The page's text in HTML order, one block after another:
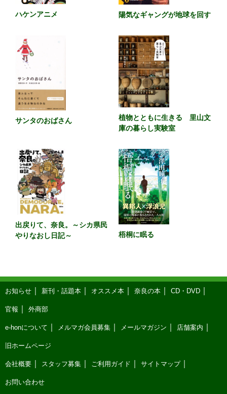
ハケンアニメ 陽気なギャングが地球を回す
サンタのおばさん
植物とともに生きる 里山文
庫の暮らし実験室
出戻りて、奈良。～シカ県民
やりなおし日記～
梧桐に眠る
お知らせ 新刊・話題本 オススメ本 奈良の本 CD・DVD
官報 外商部
e-honについて メルマガ会員募集 メールマガジン 店舗案内
旧ホームページ
会社概要 スタッフ募集 ご利用ガイド サイトマップ
お問い合わせ